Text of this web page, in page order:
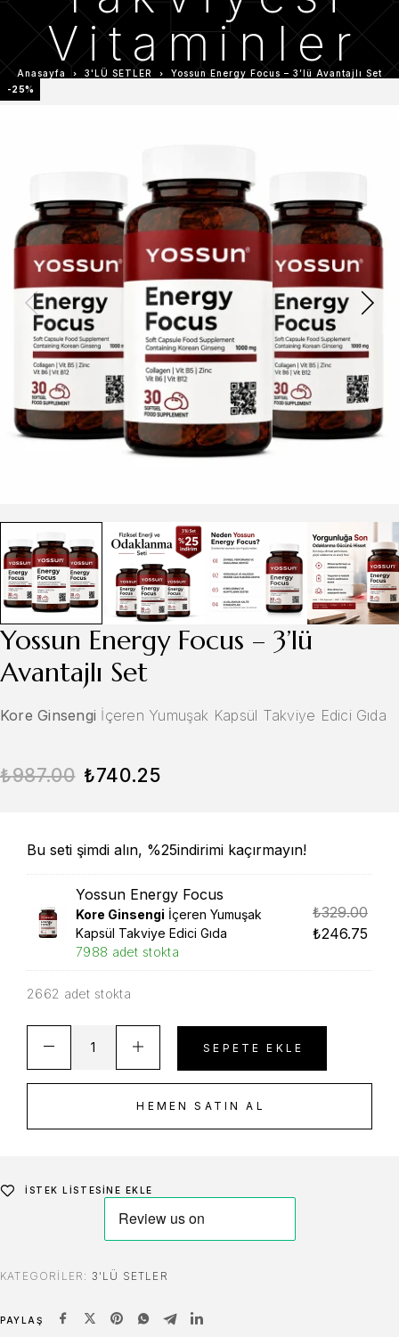
Vitaminler
Anasayfa 3'LÜ SETLER
Yossun Energy Focus – 3’lü Avantajlı Set
-25%
Yossun Energy Focus – 3’lü
Avantajlı Set
Kore Ginsengi İçeren Yumuşak Kapsül Takviye Edici Gıda
₺987.00 ₺740.25
Bu seti şimdi alın, %25indirimi kaçırmayın!
Yossun Energy Focus
Kore Ginsengi İçeren Yumuşak
Kapsül Takviye Edici Gıda
7988 adet stokta
₺329.00
₺246.75
2662 adet stokta
SEPETE EKLE
HEMEN SATIN AL
İSTEK LISTESINE EKLE
KATEGORILER: 3'LÜ SETLER
PAYLAŞ